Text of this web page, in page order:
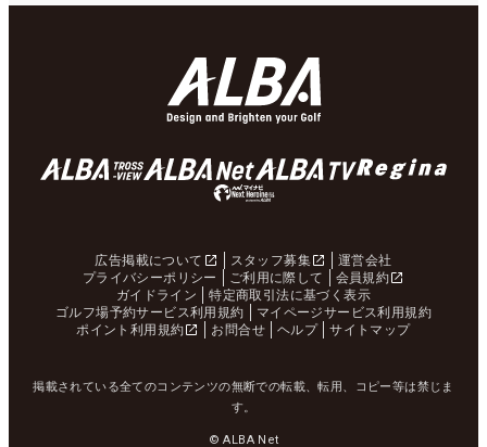
広告掲載について スタッフ募集
運営会社
プライバシーポリシー
ご利用に際して
会員規約
ガイドライン
特定商取引法に基づく表示
ゴルフ場予約サービス利用規約
マイページサービス利用規約
ポイント利用規約
お問合せ ヘルプ サイトマップ
掲載されている全てのコンテンツの無断での転載、転用、コピー等は禁じま
す。
© ALBA Net